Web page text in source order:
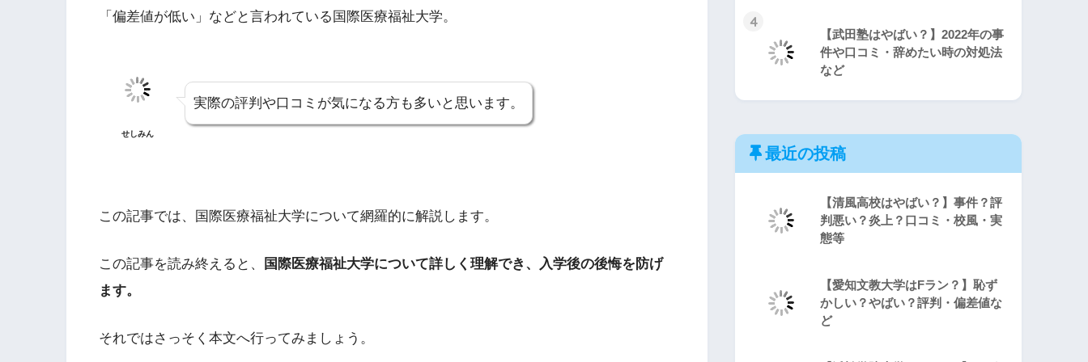
「偏差値が低い」などと言われている国際医療福祉大学。
せしみん
実際の評判や口コミが気になる方も多いと思います。
この記事では、国際医療福祉大学について網羅的に解説します。
この記事を読み終えると、
国際医療福祉大学について詳しく理解でき、入学後の後悔を防げ
ます。
それではさっそく本文へ行ってみましょう。
4
【武田塾はやばい？】2022年の事
件や口コミ・辞めたい時の対処法
など
最近の投稿
【清風高校はやばい？】事件？評
判悪い？炎上？口コミ・校風・実
態等
【愛知文教大学はFラン？】恥ず
かしい？やばい？評判・偏差値な
ど